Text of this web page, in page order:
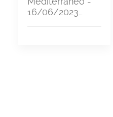
16/06/2023…